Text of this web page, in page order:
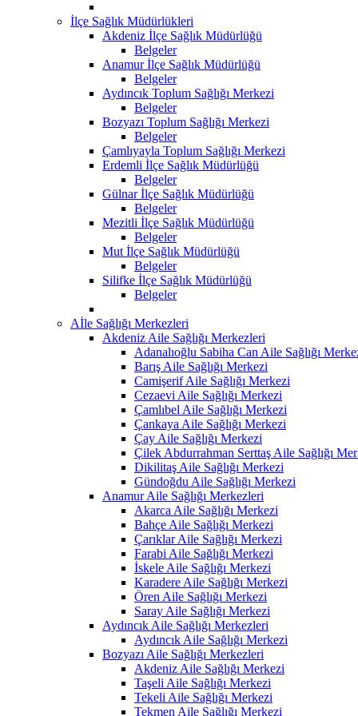
İlçe Sağlık Müdürlükleri
Akdeniz İlçe Sağlık Müdürlüğü
Belgeler
Anamur İlçe Sağlık Müdürlüğü
Belgeler
Aydıncık Toplum Sağlığı Merkezi
Belgeler
Bozyazı Toplum Sağlığı Merkezi
Belgeler
Çamlıyayla Toplum Sağlığı Merkezi
Erdemli İlçe Sağlık Müdürlüğü
Belgeler
Gülnar İlçe Sağlık Müdürlüğü
Belgeler
Mezitli İlçe Sağlık Müdürlüğü
Belgeler
Mut İlçe Sağlık Müdürlüğü
Belgeler
Silifke İlçe Sağlık Müdürlüğü
Belgeler
Aİle Sağlığı Merkezleri
Akdeniz Aile Sağlığı Merkezleri
Adanalıoğlu Sabiha Can Aile Sağlığı
Barış Aile Sağlığı Merkezi
Camişerif Aile Sağlığı Merkezi
Cezaevi Aile Sağlığı Merkezi
Çamlıbel Aile Sağlığı Merkezi
Çankaya Aile Sağlığı Merkezi
Çay Aile Sağlığı Merkezi
Çilek Abdurrahman Serttaş Aile Sağlığı
Dikilitaş Aile Sağlığı Merkezi
Gündoğdu Aile Sağlığı Merkezi
Anamur Aile Sağlığı Merkezleri
Akarca Aile Sağlığı Merkezi
Bahçe Aile Sağlığı Merkezi
Çarıklar Aile Sağlığı Merkezi
Farabi Aile Sağlığı Merkezi
İskele Aile Sağlığı Merkezi
Karadere Aile Sağlığı Merkezi
Ören Aile Sağlığı Merkezi
Saray Aile Sağlığı Merkezi
Aydıncık Aile Sağlığı Merkezleri
Aydıncık Aile Sağlığı Merkezi
Bozyazı Aile Sağlığı Merkezleri
Akdeniz Aile Sağlığı Merkezi
Taşeli Aile Sağlığı Merkezi
Tekeli Aile Sağlığı Merkezi
Tekmen Aile Sağlığı Merkezi